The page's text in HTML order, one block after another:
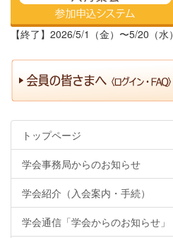
【終了】2026/5/1（金）〜5/20（水）
トップページ
学会事務局からのお知らせ
学会紹介（入会案内・手続）
学会通信「学会からのお知らせ」